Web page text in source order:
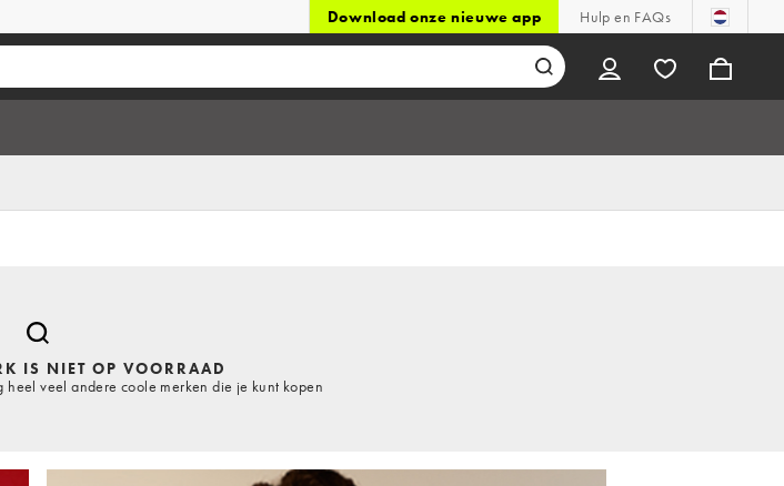
Download onze nieuwe app Hulp en FAQs
IS NIET OP VOORRAAD
veel andere coole merken die je kunt kopen